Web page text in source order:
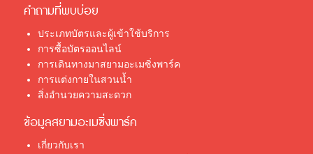
คำถามที่พบบ่อย
ประเภทบัตรและผู้เข้าใช้บริการ
การซื้อบัตรออนไลน์
การเดินทางมาสยามอะเมซิ่งพาร์ค
การแต่งกายในสวนน้ำ
สิ่งอำนวยความสะดวก
ข้อมูลสยามอะเมซิ่งพาร์ค
เกี่ยวกับเรา